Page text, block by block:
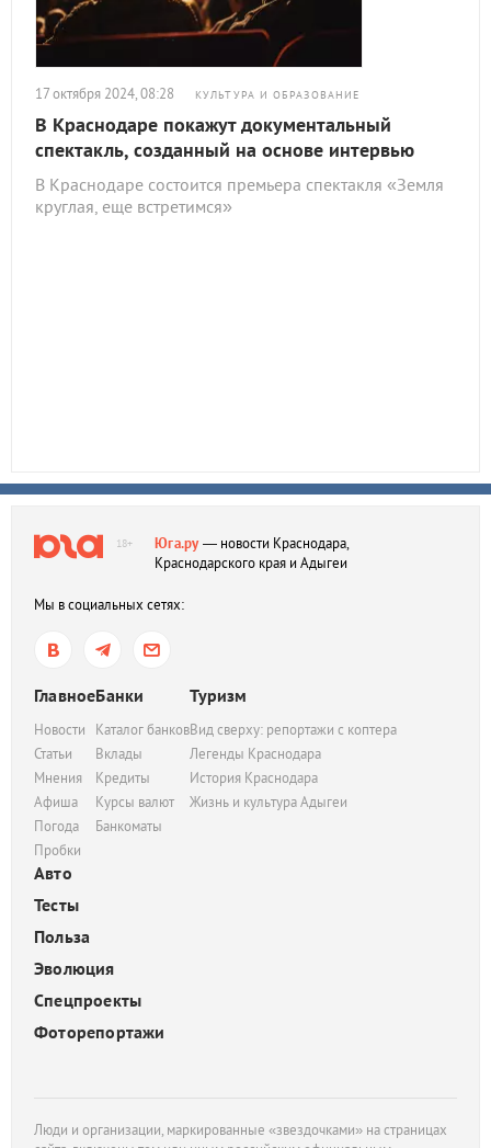
17 октября 2024, 08:28 КУЛЬТУРА И ОБРАЗОВАНИЕ
В Краснодаре покажут документальный
спектакль, созданный на основе интервью
В Краснодаре состоится премьера спектакля «Земля
круглая, еще встретимся»
18+ Юга.ру— новости Краснодара,
Краснодарского края и Адыгеи
Мы в социальных сетях:
Главное
Новости
Статьи
Мнения
Афиша
Погода
Пробки
Банки
Каталог банков
Вклады
Кредиты
Курсы валют
Банкоматы
Туризм
Вид сверху: репортажи с коптера
Легенды Краснодара
История Краснодара
Жизнь и культура Адыгеи
Авто
Тесты
Польза
Эволюция
Спецпроекты
Фоторепортажи
Люди и организации, маркированные «звездочками» на страницах